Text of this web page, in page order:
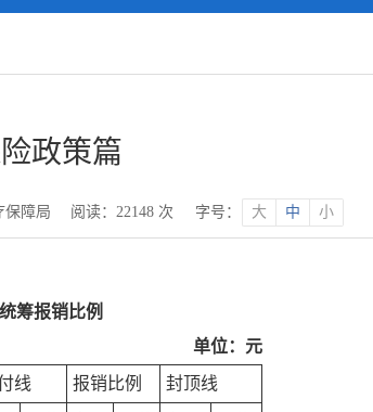
政策篇
保障局 阅读： 22148 次 字号： 大 中 小
筹报销比例
单位
线 报销比例 封顶线